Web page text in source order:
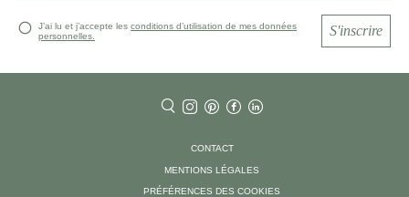
J’ai lu et j’accepte les conditions d’utilisation de mes données
personnelles.
S'inscrire
CONTACT
MENTIONS LÉGALES
PRÉFÉRENCES DES COOKIES